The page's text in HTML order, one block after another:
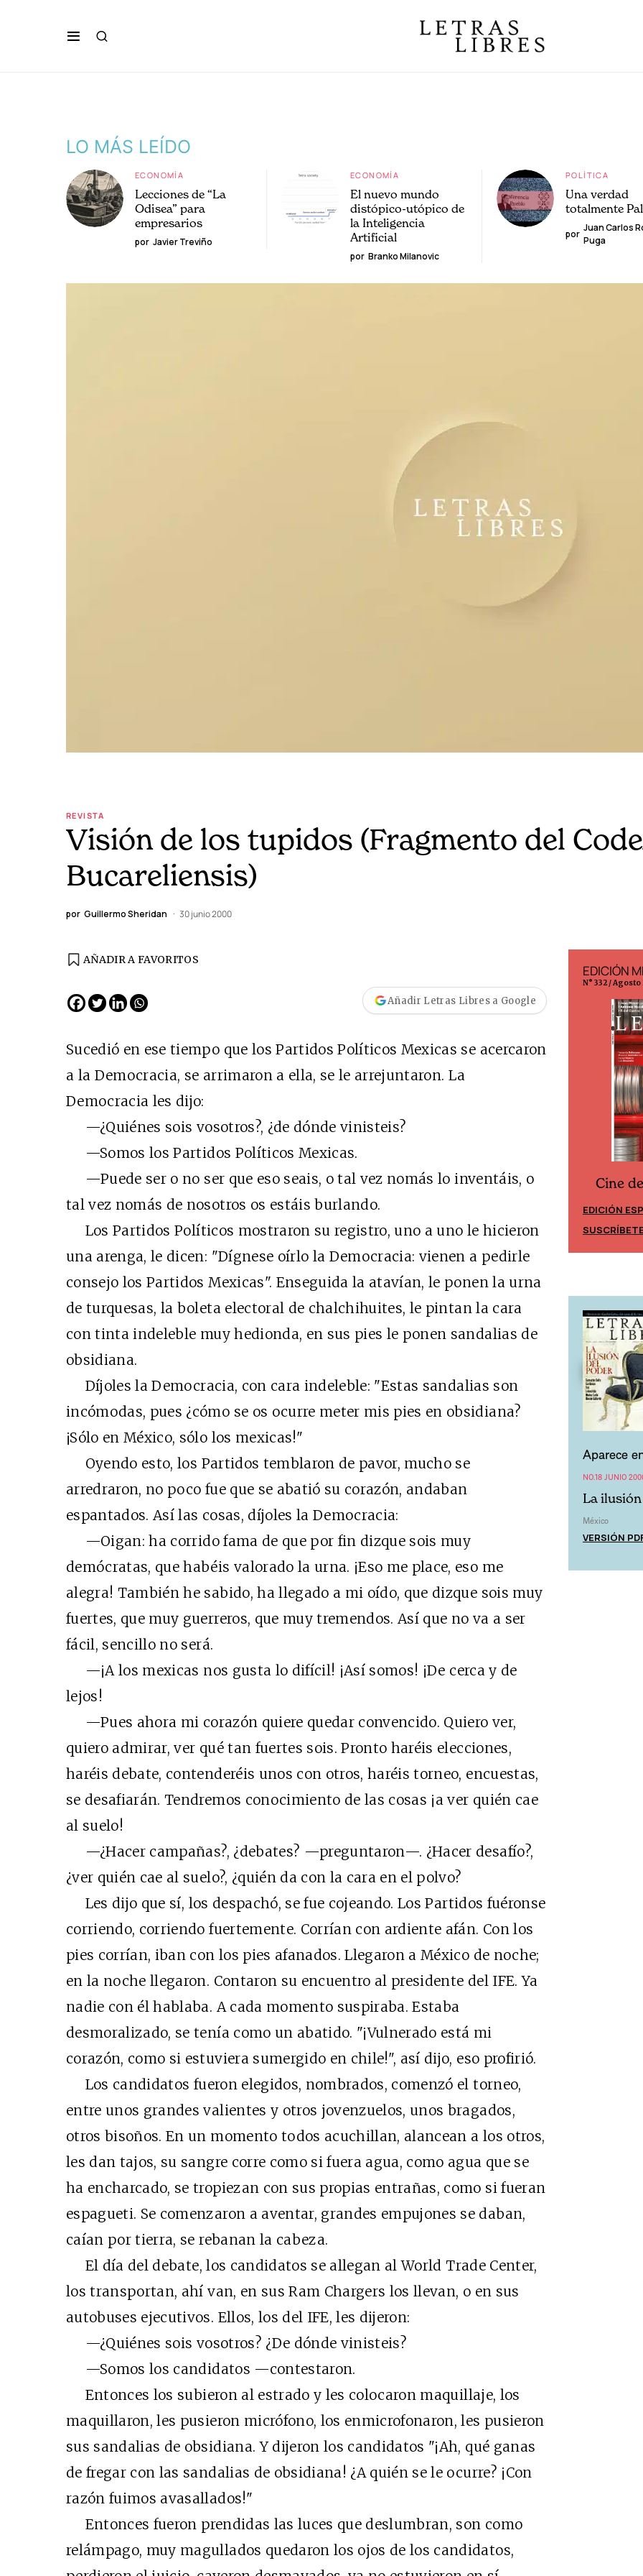
LO MÁS LEÍDO
ECONOMÍA
Lecciones de “La
Odisea” para
empresarios
por Javier Treviño
ECONOMÍA
El nuevo mundo
distópico-utópico de
la Inteligencia
Artificial
por Branko Milanovic
POLÍTICA
Una verdad
totalmente
por
Juan Carlos
Puga
REVISTA
Visión de los tupidos (Fragmento del
Bucareliensis)
por Guillermo Sheridan 30 junio 2000
AÑADIR A FAVORITOS
Añadir Letras Libres a Google
Sucedió en ese tiempo que los Partidos Políticos Mexicas se acercaron
a la Democracia, se arrimaron a ella, se le arrejuntaron. La
Democracia les dijo:
—¿Quiénes sois vosotros?, ¿de dónde vinisteis?
—Somos los Partidos Políticos Mexicas.
—Puede ser o no ser que eso seais, o tal vez nomás lo inventáis, o
tal vez nomás de nosotros os estáis burlando.
Los Partidos Políticos mostraron su registro, uno a uno le hicieron
una arenga, le dicen: "Dígnese oírlo la Democracia: vienen a pedirle
consejo los Partidos Mexicas". Enseguida la atavían, le ponen la urna
de turquesas, la boleta electoral de chalchihuites, le pintan la cara
con tinta indeleble muy hedionda, en sus pies le ponen sandalias de
obsidiana.
Díjoles la Democracia, con cara indeleble: "Estas sandalias son
incómodas, pues ¿cómo se os ocurre meter mis pies en obsidiana?
¡Sólo en México, sólo los mexicas!"
Oyendo esto, los Partidos temblaron de pavor, mucho se
arredraron, no poco fue que se abatió su corazón, andaban
espantados. Así las cosas, díjoles la Democracia:
—Oigan: ha corrido fama de que por fin dizque sois muy
demócratas, que habéis valorado la urna. ¡Eso me place, eso me
alegra! También he sabido, ha llegado a mi oído, que dizque sois muy
fuertes, que muy guerreros, que muy tremendos. Así que no va a ser
fácil, sencillo no será.
—¡A los mexicas nos gusta lo difícil! ¡Así somos! ¡De cerca y de
lejos!
—Pues ahora mi corazón quiere quedar convencido. Quiero ver,
quiero admirar, ver qué tan fuertes sois. Pronto haréis elecciones,
haréis debate, contenderéis unos con otros, haréis torneo, encuestas,
se desafiarán. Tendremos conocimiento de las cosas ¡a ver quién cae
al suelo!
—¿Hacer campañas?, ¿debates? —preguntaron—. ¿Hacer desafío?,
¿ver quién cae al suelo?, ¿quién da con la cara en el polvo?
Les dijo que sí, los despachó, se fue cojeando. Los Partidos fuéronse
corriendo, corriendo fuertemente. Corrían con ardiente afán. Con los
pies corrían, iban con los pies afanados. Llegaron a México de noche;
en la noche llegaron. Contaron su encuentro al presidente del IFE. Ya
nadie con él hablaba. A cada momento suspiraba. Estaba
desmoralizado, se tenía como un abatido. "¡Vulnerado está mi
corazón, como si estuviera sumergido en chile!", así dijo, eso profirió.
Los candidatos fueron elegidos, nombrados, comenzó el torneo,
entre unos grandes valientes y otros jovenzuelos, unos bragados,
otros bisoños. En un momento todos acuchillan, alancean a los otros,
les dan tajos, su sangre corre como si fuera agua, como agua que se
ha encharcado, se tropiezan con sus propias entrañas, como si fueran
espagueti. Se comenzaron a aventar, grandes empujones se daban,
caían por tierra, se rebanan la cabeza.
El día del debate, los candidatos se allegan al World Trade Center,
los transportan, ahí van, en sus Ram Chargers los llevan, o en sus
autobuses ejecutivos. Ellos, los del IFE, les dijeron:
—¿Quiénes sois vosotros? ¿De dónde vinisteis?
—Somos los candidatos —contestaron.
Entonces los subieron al estrado y les colocaron maquillaje, los
maquillaron, les pusieron micrófono, los enmicrofonaron, les pusieron
sus sandalias de obsidiana. Y dijeron los candidatos "¡Ah, qué ganas
de fregar con las sandalias de obsidiana! ¿A quién se le ocurre? ¡Con
razón fuimos avasallados!"
Entonces fueron prendidas las luces que deslumbran, son como
relámpago, muy magullados quedaron los ojos de los candidatos,
Cine desde los márgenes
EDICIÓN MÉXICO
SUSCRÍBETE
EDICIÓN
N° 332 / Agosto
Cine
EDICIÓN
Aparece
NO.18 JUNIO
La
México
VERSIÓN